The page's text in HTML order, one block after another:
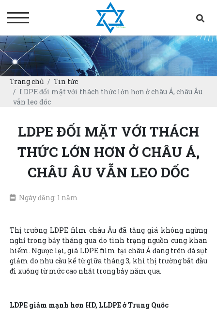
Trang chủ
Tin tức
LDPE đối mặt với thách thức lớn hơn ở châu Á, châu Âu
vẫn leo dốc
LDPE ĐỐI MẶT VỚI THÁCH
THỨC LỚN HƠN Ở CHÂU Á,
CHÂU ÂU VẪN LEO DỐC
Ngày đăng: 1 năm
Thị trường LDPE film châu Âu đã tăng giá không ngừng
nghỉ trong bảy tháng qua do tình trạng nguồn cung khan
hiếm. Ngược lại, giá LDPE film tại châu Á đang trên đà sụt
giảm do nhu cầu kể từ giữa tháng 3, khi thị trường bắt đầu
đi xuống từ mức cao nhất trong bảy năm qua.
LDPE giảm mạnh hơn HD, LLDPE ở Trung Quốc